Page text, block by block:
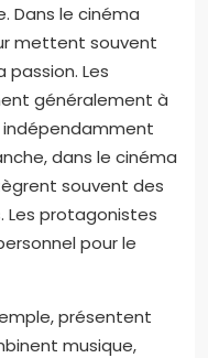
Dans le cinéma
mettent souvent
passion. Les
généralement à
indépendamment
dans le cinéma
souvent des
Les protagonistes
pour le
présentent
musique,